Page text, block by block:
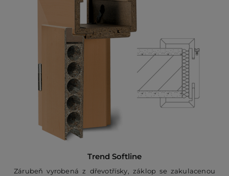
Trend Softline
Zárubeň vyrobená z dřevotřísky, záklop se zakulacenou